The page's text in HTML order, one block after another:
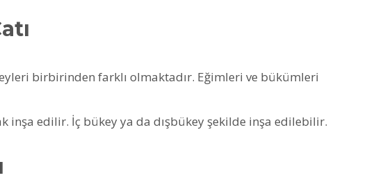
birbirinden farklı olmaktadır. Eğimleri ve bükümleri
inşa edilir. İç bükey ya da dışbükey şekilde inşa edilebilir.